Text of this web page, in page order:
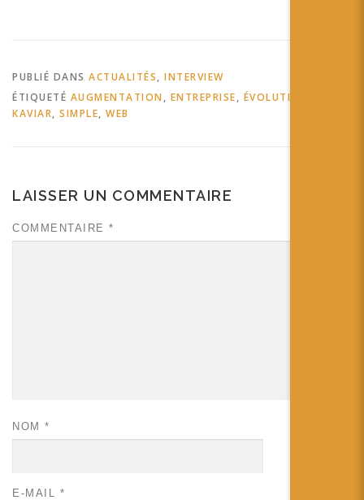
PUBLIÉ DANS ACTUALITÉS, INTERVIEW
ÉTIQUETÉ AUGMENTATION , ENTREPRISE, ÉVOLUTION
KAVIAR, SIMPLE, WEB
LAISSER UN COMMENTAIRE
COMMENTAIRE *
NOM *
E-MAIL *